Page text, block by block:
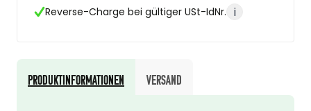
Reverse-Charge bei gültiger USt-IdNr. i
Produktinformationen Versand